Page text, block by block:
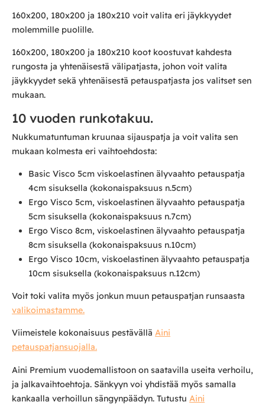
160x200, 180x200 ja 180x210 voit valita eri jäykkyydet
molemmille puolille.
160x200, 180x200 ja 180x210 koot koostuvat kahdesta
rungosta ja yhtenäisestä välipatjasta, johon voit valita
jäykkyydet sekä yhtenäisestä petauspatjasta jos valitset sen
mukaan.
10 vuoden runkotakuu.
Nukkumatuntuman kruunaa sijauspatja ja voit valita sen
mukaan kolmesta eri vaihtoehdosta:
Basic Visco 5cm viskoelastinen älyvaahto petauspatja
4cm sisuksella (kokonaispaksuus n.5cm)
Ergo Visco 5cm, viskoelastinen älyvaahto petauspatja
5cm sisuksella (kokonaispaksuus n.7cm)
Ergo Visco 8cm, viskoelastinen älyvaahto petauspatja
8cm sisuksella (kokonaispaksuus n.10cm)
Ergo Visco 10cm, viskoelastinen älyvaahto petauspatja
10cm sisuksella (kokonaispaksuus n.12cm)
Voit toki valita myös jonkun muun petauspatjan runsaasta
valikoimastamme.
Viimeistele kokonaisuus pestävällä Aini
petauspatjansuojalla.
Aini Premium vuodemallistoon on saatavilla useita verhoilu,
ja jalkavaihtoehtoja. Sänkyyn voi yhdistää myös samalla
kankaalla verhoillun sängynpäädyn. Tutustu Aini